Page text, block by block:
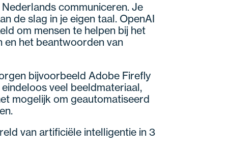
communiceren. Je
de slag in je eigen taal. OpenAI
om mensen te helpen bij het
en het beantwoorden van
bijvoorbeeld Adobe Firefly
veel beeldmateriaal,
mogelijk om geautomatiseerd
van artificiële intelligentie in 3